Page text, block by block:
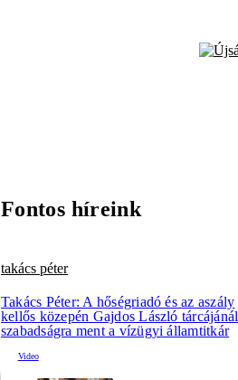
Fontos híreink
takács péter
Takács Péter: A hőségriadó és az aszály
kellős közepén Gajdos László tárcájánál
szabadságra ment a vízügyi államtitkár